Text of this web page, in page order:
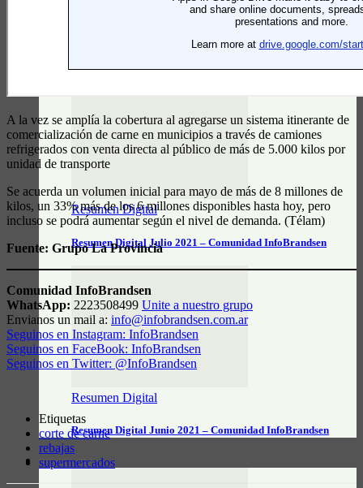
Resumen Digital Agosto 2021 – Comunidad InfoBrandsen
Resumen Digital
Resumen Digital Julio 2021 – Comunidad InfoBrandsen
Resumen Digital
Resumen Digital Junio 2021 – Comunidad InfoBrandsen
DATOS ÚTILES
A la vez se amplía la cobertura al agregarse un sistema itinerante de
comercialización de carne en municipios a través de camiones
refrigerados con venta directa al público de más de 5.000 kilos por
unidad de transporte
Se acuerda un volumen inicial para mayo de más de 8 millones de
kilos, un 33% más de los 6 millones disponibles hasta hoy, pero
incluso se podrá aumentar según el nivel de demanda. (Télam)
Fuente: Grupo La Provincia
Comunidad InfoBrandsen
WhatsApp: 2223508499 Unite a nuestro grupo
Envianos un mail a: info@infobrandsen.com.ar
Seguinos en Instagram: InfoBrandsen
Seguinos en FaceBook: InfoBrandsen
Seguinos en Twitter: @InfoBrandsen
Etiquetas
corte de carne
rebajas
supermercados